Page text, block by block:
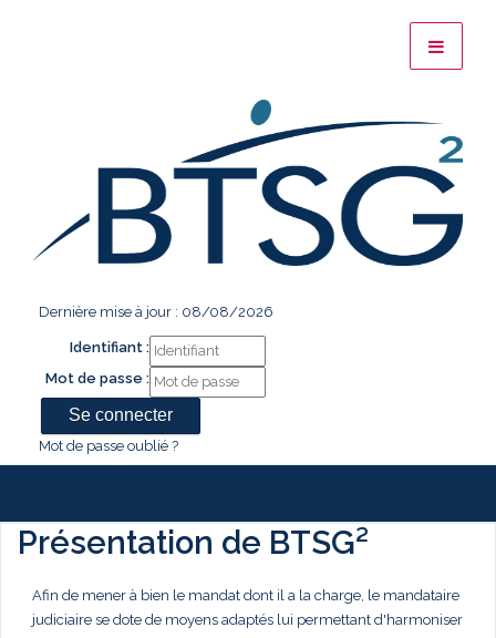
Dernière mise à jour : 08/08/2026
Identifiant :
Mot de passe :
Mot de passe oublié ?
Présentation de BTSG²
Afin de mener à bien le mandat dont il a la charge, le mandataire
judiciaire se dote de moyens adaptés lui permettant d'harmoniser